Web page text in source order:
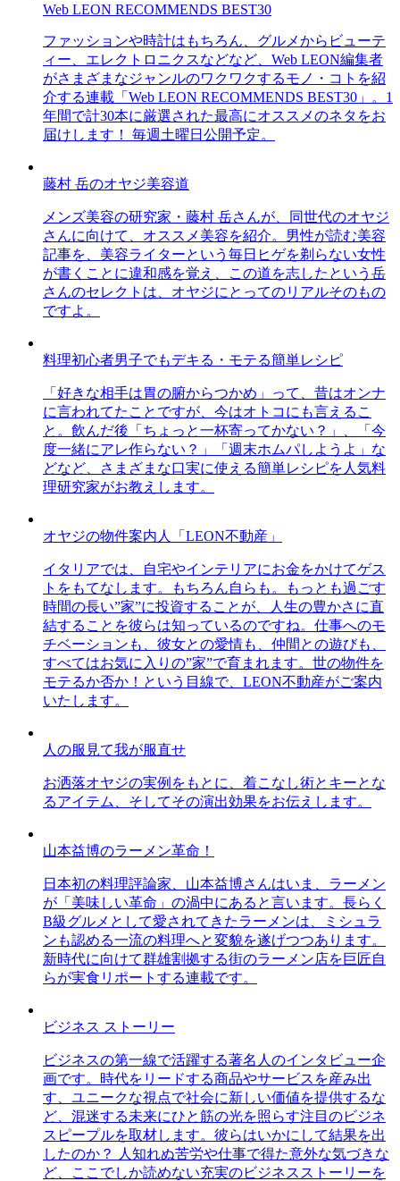
Web LEON RECOMMENDS BEST30
ファッションや時計はもちろん、グルメからビューテ
ィー、エレクトロニクスなどなど、Web LEON編集者
がさまざまなジャンルのワクワクするモノ・コトを紹
介する連載「Web LEON RECOMMENDS BEST30」。1
年間で計30本に厳選された最高にオススメのネタをお
届けします！ 毎週土曜日公開予定。
藤村 岳のオヤジ美容道
メンズ美容の研究家・藤村 岳さんが、同世代のオヤジ
さんに向けて、オススメ美容を紹介。男性が読む美容
記事を、美容ライターという毎日ヒゲを剃らない女性
が書くことに違和感を覚え、この道を志したという岳
さんのセレクトは、オヤジにとってのリアルそのもの
ですよ。
料理初心者男子でもデキる・モテる簡単レシピ
「好きな相手は胃の腑からつかめ」って、昔はオンナ
に言われてたことですが、今はオトコにも言えるこ
と。飲んだ後「ちょっと一杯寄ってかない？」、「今
度一緒にアレ作らない？」「週末ホムパしようよ」な
どなど、さまざまな口実に使える簡単レシピを人気料
理研究家がお教えします。
オヤジの物件案内人「LEON不動産」
イタリアでは、自宅やインテリアにお金をかけてゲス
トをもてなします。もちろん自らも。もっとも過ごす
時間の長い”家”に投資することが、人生の豊かさに直
結することを彼らは知っているのですね。仕事へのモ
チベーションも、彼女との愛情も、仲間との遊びも、
すべてはお気に入りの”家”で育まれます。世の物件を
モテるか否か！という目線で、LEON不動産がご案内
いたします。
人の服見て我が服直せ
お洒落オヤジの実例をもとに、着こなし術とキーとな
るアイテム、そしてその演出効果をお伝えします。
山本益博のラーメン革命！
日本初の料理評論家、山本益博さんはいま、ラーメン
が「美味しい革命」の渦中にあると言います。長らく
B級グルメとして愛されてきたラーメンは、ミシュラ
ンも認める一流の料理へと変貌を遂げつつあります。
新時代に向けて群雄割拠する街のラーメン店を巨匠自
らが実食リポートする連載です。
ビジネス ストーリー
ビジネスの第一線で活躍する著名人のインタビュー企
画です。時代をリードする商品やサービスを産み出
す、ユニークな視点で社会に新しい価値を提供するな
ど、混迷する未来にひと筋の光を照らす注目のビジネ
スピープルを取材します。彼らはいかにして結果を出
したのか？ 人知れぬ苦労や仕事で得た意外な気づきな
ど、ここでしか読めない充実のビジネスストーリーを